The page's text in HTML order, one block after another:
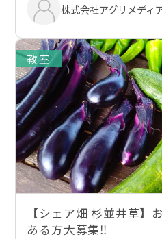
株式会社アグリメディ
教室
【シェア畑 杉並井草】
ある方大募集‼